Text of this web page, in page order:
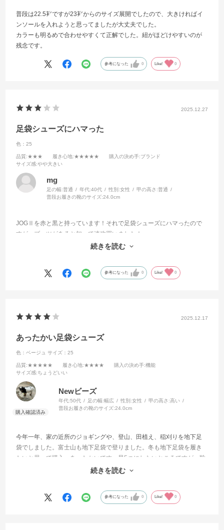
普段は22.5㌢ですが23㌢からのサイズ展開でしたので、大きければイ
ンソールを入れようと思ってましたが大丈夫でした。
カラーも明るめで合わせやすくて正解でした。紐がほどけやすいのが
残念です。
参考になった 0 Like! 0
2025.12.27
足袋シューズにハマった
色：25
品質:★★★ 履き心地:★★★★★ 購入の決め手:ブランド
サイズ感:やや大きい
mg
足の幅:普通 年代:40代 性別:女性 甲の高さ:普通
普段お履きの靴のサイズ:24.0cm
JOGⅡを赤と黒と持っています！それで足袋シューズにハマったので
すが、ブーツがあると知って速攻買いました！
形、色、履きごこちはとてもいいのですが、お値段の割に安っぽく見
続きを読む
参考になった 0 Like! 0
2025.12.17
あったかい足袋シューズ
色：ベージュ サイズ：25
品質:★★★★★ 履き心地:★★★★ 購入の決め手:機能
サイズ感:ちょうどいい
Newビーズ
年代:50代 足の幅:幅広 性別:女性 甲の高さ:高い
普段お履きの靴のサイズ:24.0cm
今年一年、家の近所のジョギングや、登山、田植え、稲刈りを地下足
袋でしました。富士山も地下足袋で登りました。冬も地下足袋を履き
たいと思って購入。あったかいです。星5つにしたいところですが、靴
底？地下足袋底が固めで、重いのと、紐がハコゼよりも面倒くさいの
続きを読む
参考になった 0 Like! 0